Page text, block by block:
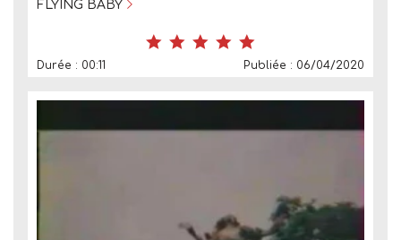
FLYING BABY
Durée : 00:11 Publiée : 06/04/2020